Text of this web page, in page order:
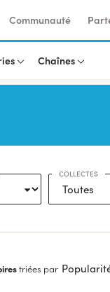
Communauté
Chaînes
COLLECTES
triées par